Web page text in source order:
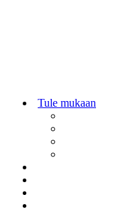
Tule mukaan